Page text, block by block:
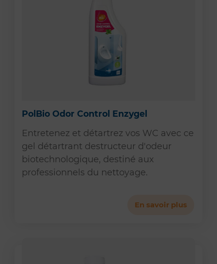
PolBio Odor Control Enzygel
Entretenez et détartrez vos WC avec ce
gel détartrant destructeur d'odeur
biotechnologique, destiné aux
professionnels du nettoyage.
En savoir plus